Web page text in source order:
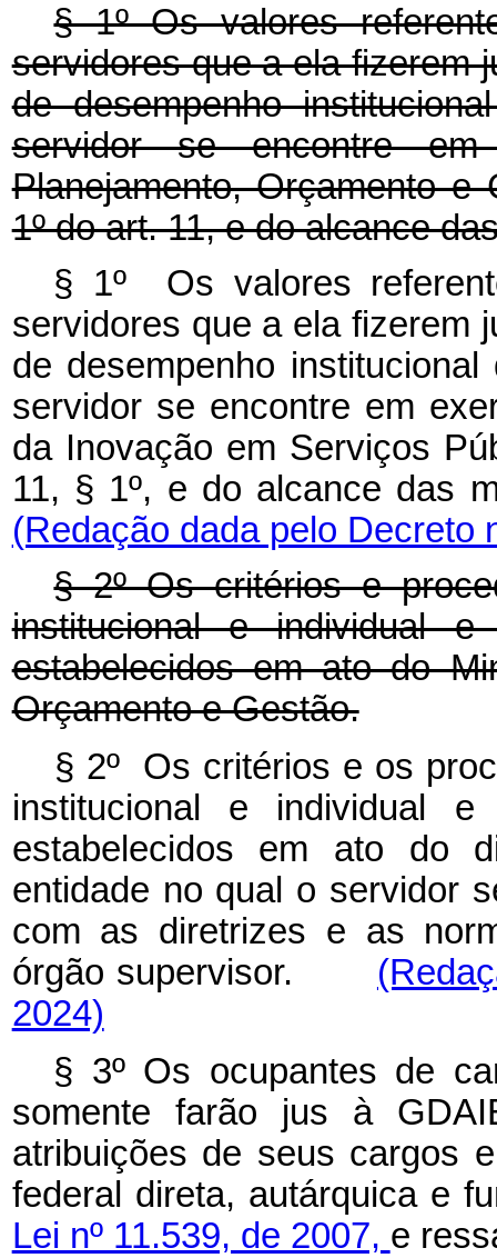
§ 1º Os valores
servidores que a ela fizerem
de desempenho
servidor se encontre
Planejamento, Orçamento
1º do art. 11, e do alcance
§ 1º Os valores
servidores que a ela fizerem
de desempenho
servidor se encontre em
da Inovação em Serviços
11, § 1º, e do alcance das
(Redação dada pelo Decreto
§ 2º Os critérios e
institucional e individual
estabelecidos em ato do
Orçamento e Gestão.
§ 2º Os critérios e os
institucional e individual
estabelecidos em ato do
entidade no qual o servidor
com as diretrizes e as
órgão supervisor.
2024)
§ 3º Os ocupantes de
somente farão jus à
atribuições de seus cargos
federal direta, autárquica e
Lei nº 11.539, de 2007, e